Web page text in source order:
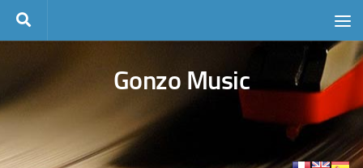
Skip to content
Gonzo Music